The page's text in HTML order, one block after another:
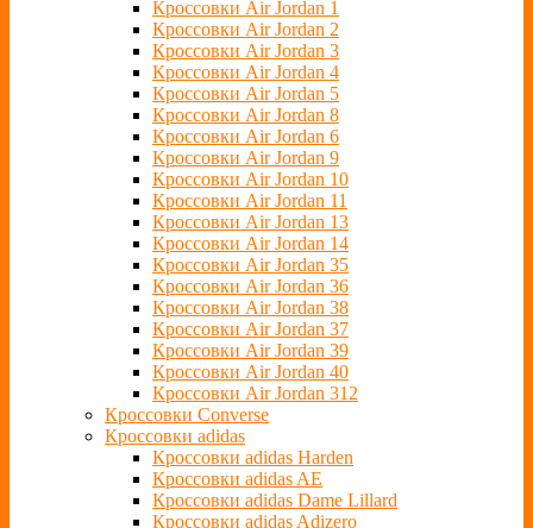
Кроссовки Air Jordan 1
Кроссовки Air Jordan 2
Кроссовки Air Jordan 3
Кроссовки Air Jordan 4
Кроссовки Air Jordan 5
Кроссовки Air Jordan 8
Кроссовки Air Jordan 6
Кроссовки Air Jordan 9
Кроссовки Air Jordan 10
Кроссовки Air Jordan 11
Кроссовки Air Jordan 13
Кроссовки Air Jordan 14
Кроссовки Air Jordan 35
Кроссовки Air Jordan 36
Кроссовки Air Jordan 38
Кроссовки Air Jordan 37
Кроссовки Air Jordan 39
Кроссовки Air Jordan 40
Кроссовки Air Jordan 312
Кроссовки Converse
Кроссовки adidas
Кроссовки adidas Harden
Кроссовки adidas AE
Кроссовки adidas Dame Lillard
Кроссовки adidas Adizero